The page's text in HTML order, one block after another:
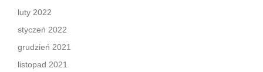
luty 2022
styczeń 2022
grudzień 2021
listopad 2021